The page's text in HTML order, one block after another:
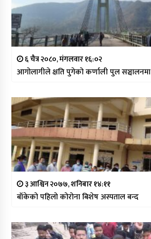
६ चैत्र २०८०, मंगलवार १६:०२
आगोलागीले क्षति पुगेको कर्णाली पुल सञ्चालनमा
३ आश्विन २०७७, शनिबार १४:११
बाँकेको पहिलो कोरोना बिशेष अस्पताल बन्द